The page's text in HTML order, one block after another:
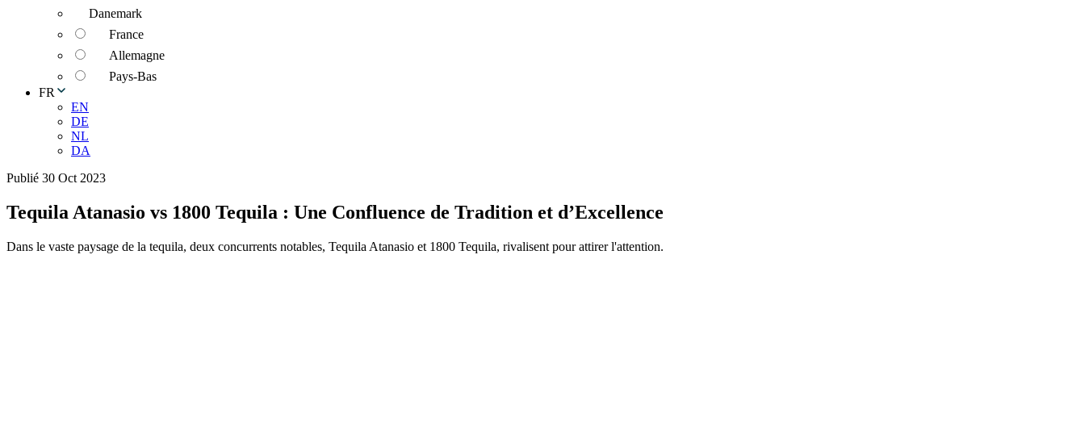
Danemark
France
Allemagne
Pays-Bas
FR
EN
DE
NL
DA
Publié 30 Oct 2023
Tequila Atanasio vs 1800 Tequila : Une Confluence de Tradition et d’Excellence
Dans le vaste paysage de la tequila, deux concurrents notables, Tequila Atanasio et 1800 Tequila, rivalisent pour attirer l'attention.